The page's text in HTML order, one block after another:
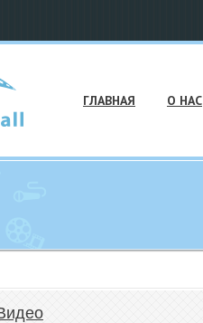
ГЛАВНАЯ О НАС